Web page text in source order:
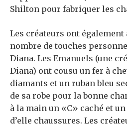
Shilton pour fabriquer les
Les créateurs ont
nombre de touches
Diana. Les Emanuels (une
Diana) ont cousu un fer à
diamants et un ruban bleu
de sa robe pour la bonne
à la main un «C» caché et
d’elle chaussures. Les